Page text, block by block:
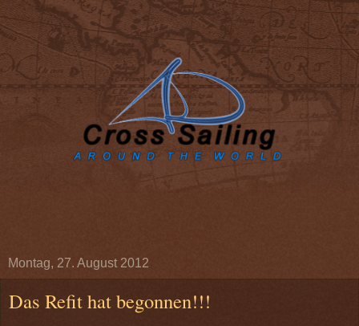
Montag, 27. August 2012
Das Refit hat begonnen!!!